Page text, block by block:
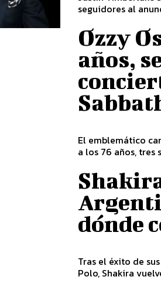
seguidores al
Ozzy
años,
El emblemático
a los 76 años, tres
dónde
Tras el éxito de
Polo, Shakira